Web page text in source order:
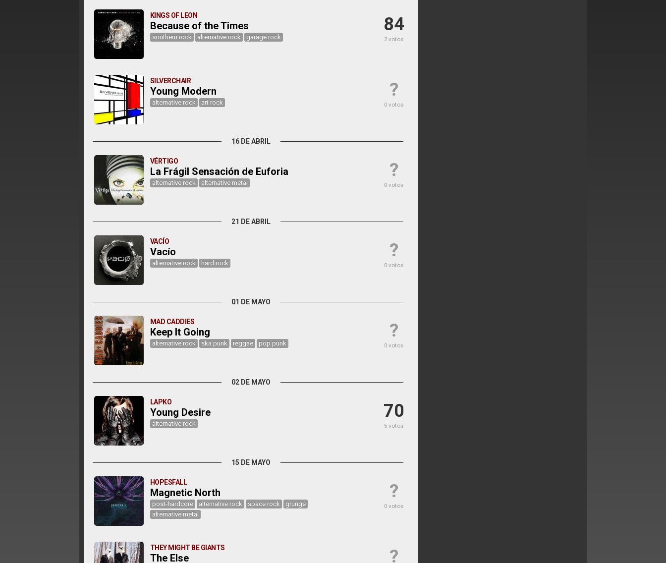
84
2 votos
KINGS OF LEON
Because of the Times
southern rock alternative rock garage rock
?
0 votos
SILVERCHAIR
Young Modern
alternative rock art rock
16 DE ABRIL
?
0 votos
VÉRTIGO
La Frágil Sensación de Euforia
alternative rock alternative metal
21 DE ABRIL
?
0 votos
VACÍO
Vacío
alternative rock hard rock
01 DE MAYO
?
0 votos
MAD CADDIES
Keep It Going
alternative rock ska punk reggae pop punk
02 DE MAYO
70
5 votos
LAPKO
Young Desire
alternative rock
15 DE MAYO
?
0 votos
HOPESFALL
Magnetic North
post-hardcore alternative rock space rock
grunge
alternative metal
?
THEY MIGHT BE GIANTS
The Else